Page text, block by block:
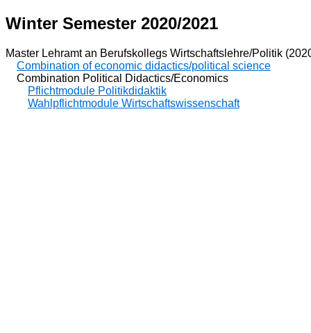
Winter Semester 2020/2021
Master Lehramt an Berufskollegs Wirtschaftslehre/Politik
Combination of economic didactics/political science
Combination Political Didactics/Economics
Pflichtmodule Politikdidaktik
Wahlpflichtmodule Wirtschaftswissenschaft